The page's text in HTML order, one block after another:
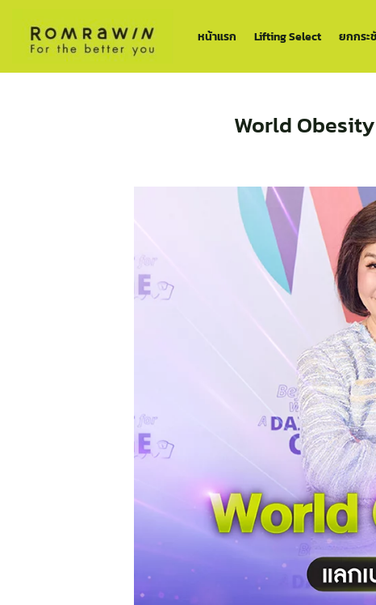
เนื้อหา
หน้าแรก Lifting Select ยกกระ
World